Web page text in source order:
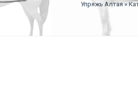
Упряжь Алтая»